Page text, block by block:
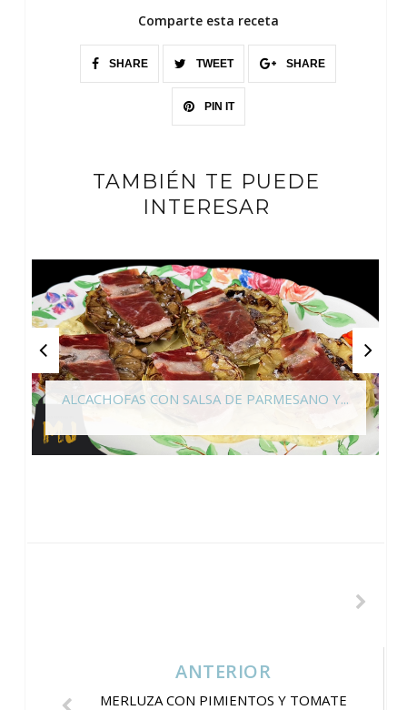
Comparte esta receta
SHARE TWEET SHARE
PIN IT
TAMBIÉN TE PUEDE
INTERESAR
ALCACHOFAS CON SALSA DE PARMESANO Y...
ANTERIOR
MERLUZA CON PIMIENTOS Y TOMATE